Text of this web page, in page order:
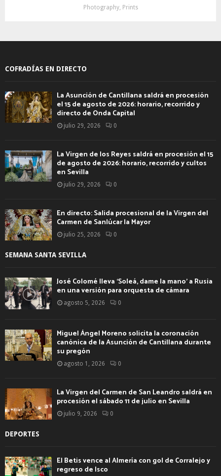
Photography, Prints
COFRADÍAS EN DIRECTO
La Asunción de Cantillana saldrá en procesión
el 15 de agosto de 2026: horario, recorrido y
directo de Onda Capital
julio 29, 2026 0
La Virgen de los Reyes saldrá en procesión el 15
de agosto de 2026: horario, recorrido y cultos
en Sevilla
julio 29, 2026 0
En directo: Salida procesional de la Virgen del
Carmen de Sanlúcar la Mayor
julio 25, 2026 0
SEMANA SANTA SEVILLA
José Colomé lleva ‘Soleá, dame la mano’ a Rusia
en una versión para orquesta de cámara
agosto 5, 2026 0
Miguel Ángel Moreno solicita la coronación
canónica de la Asunción de Cantillana durante
su pregón
agosto 1, 2026 0
La Virgen del Carmen de San Leandro saldrá en
procesión el sábado 11 de julio en Sevilla
julio 9, 2026 0
DEPORTES
El Betis vence al Almería con gol de Corralejo y
regreso de Isco